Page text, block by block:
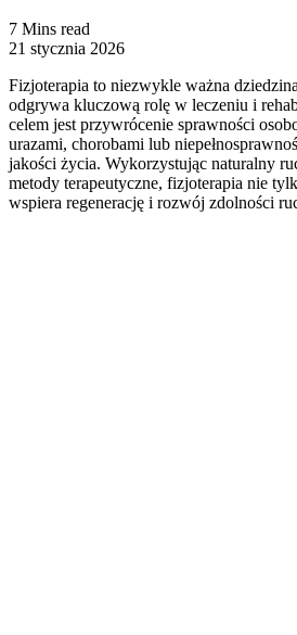
7 Mins read
21 stycznia 2026
Fizjoterapia to niezwykle ważna
odgrywa kluczową rolę w leczeniu i
celem jest przywrócenie sprawności
urazami, chorobami lub
jakości życia. Wykorzystując naturalny
metody terapeutyczne, fizjoterapia nie
wspiera regenerację i rozwój zdolności